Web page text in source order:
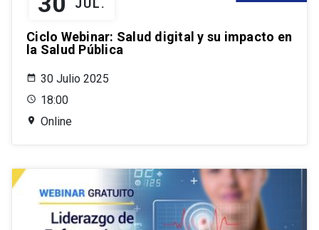
JUL.
Ciclo Webinar: Salud digital y su impacto en
la Salud Pública
30 Julio 2025
18:00
Online